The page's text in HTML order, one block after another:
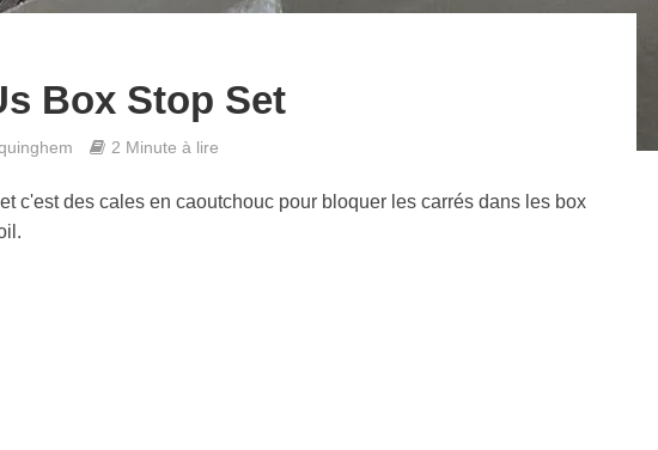
Box Stop Set
2 Minute à lire
c'est des cales en caoutchouc pour bloquer les carrés dans les box